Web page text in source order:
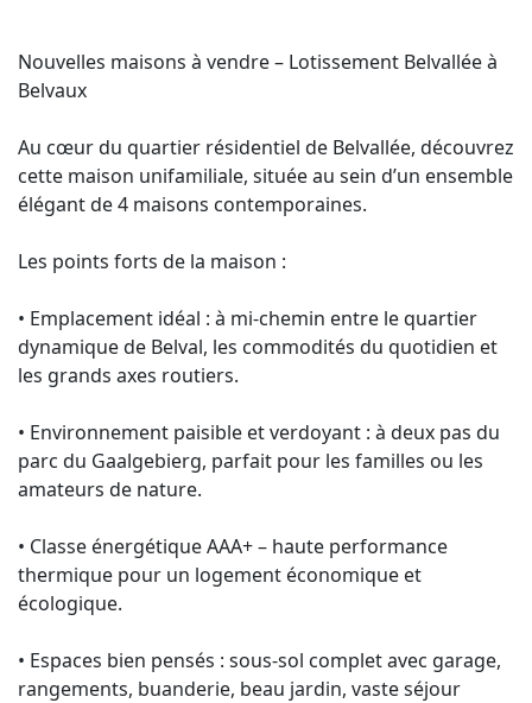
Nouvelles maisons à vendre – Lotissement Belvallée à
Belvaux
Au cœur du quartier résidentiel de Belvallée, découvrez
cette maison unifamiliale, située au sein d’un ensemble
élégant de 4 maisons contemporaines.
Les points forts de la maison :
• Emplacement idéal : à mi-chemin entre le quartier
dynamique de Belval, les commodités du quotidien et
les grands axes routiers.
• Environnement paisible et verdoyant : à deux pas du
parc du Gaalgebierg, parfait pour les familles ou les
amateurs de nature.
• Classe énergétique AAA+ – haute performance
thermique pour un logement économique et
écologique.
• Espaces bien pensés : sous-sol complet avec garage,
rangements, buanderie, beau jardin, vaste séjour